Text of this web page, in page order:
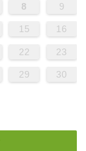
8 9
15 16
22 23
29 30